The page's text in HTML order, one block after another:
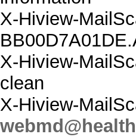
X-Hiview-
X-Hiview-
clean
X-Hiview-